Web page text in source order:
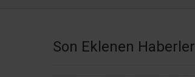
Son Eklenen Haberler